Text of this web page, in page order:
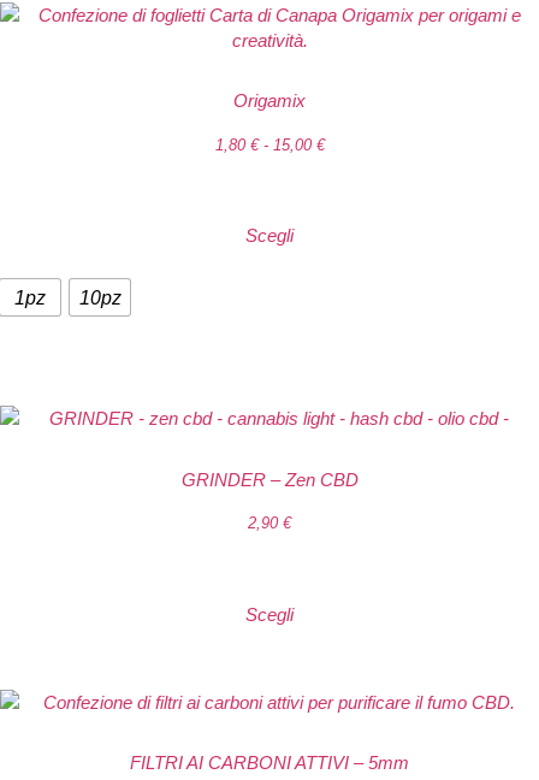
Origamix
1,80 € - 15,00 €
Scegli
1pz 10pz
GRINDER – Zen CBD
2,90 €
Scegli
FILTRI AI CARBONI ATTIVI – 5mm